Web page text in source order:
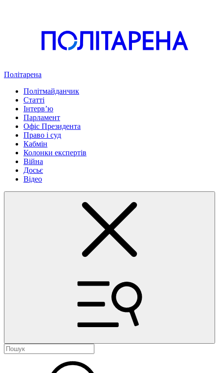
Політарена
Політмайданчик
Статті
Інтервʼю
Парламент
Офіс Президента
Право і суд
Кабмін
Колонки експертів
Війна
Досьє
Відео